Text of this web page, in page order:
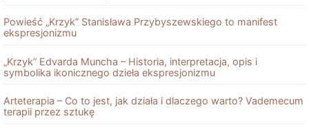
Powieść „Krzyk” Stanisława Przybyszewskiego to manifest
ekspresjonizmu
„Krzyk” Edvarda Muncha – Historia, interpretacja, opis i
symbolika ikonicznego dzieła ekspresjonizmu
Arteterapia – Co to jest, jak działa i dlaczego warto? Vademecum
terapii przez sztukę